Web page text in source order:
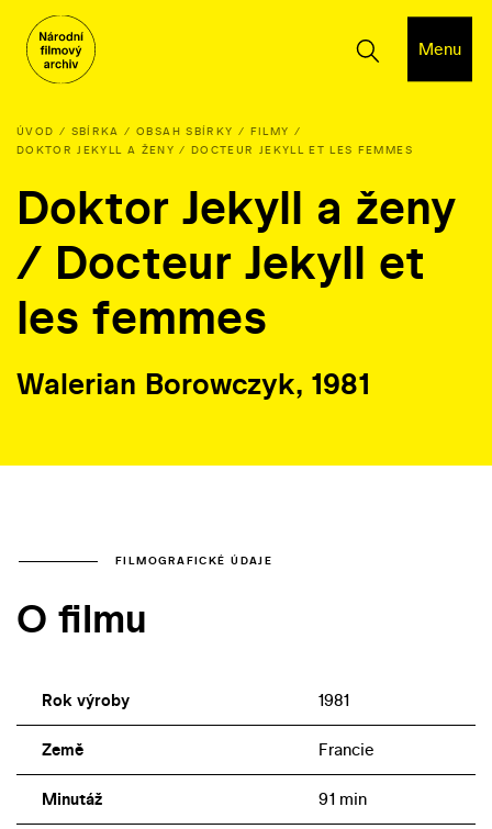
Menu
ÚVOD SBÍRKA OBSAH SBÍRKY
FILMY
DOKTOR JEKYLL A ŽENY / DOCTEUR JEKYLL ET LES FEMMES
Doktor Jekyll a ženy
/ Docteur Jekyll et
les femmes
Walerian Borowczyk, 1981
FILMOGRAFICKÉ ÚDAJE
O filmu
Rok výroby 1981
Země Francie
Minutáž 91 min